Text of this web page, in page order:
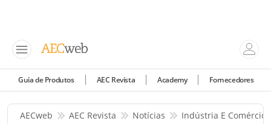
Guia de Produtos AEC Revista Academy Fornecedores
AECweb AEC Revista Notícias Indústria E Comércio